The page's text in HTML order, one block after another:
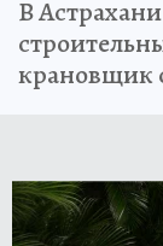
В
крановщик